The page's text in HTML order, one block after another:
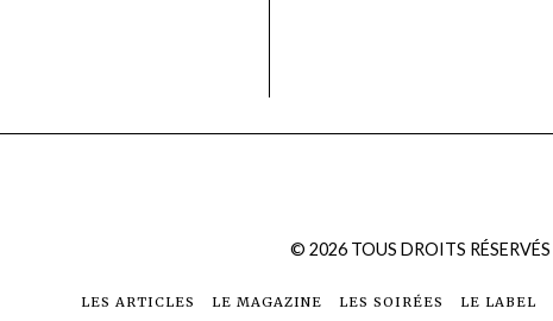
© 2026TOUS DROITS RÉSERVÉS
LES ARTICLES LE MAGAZINE LES SOIRÉES LE LABEL